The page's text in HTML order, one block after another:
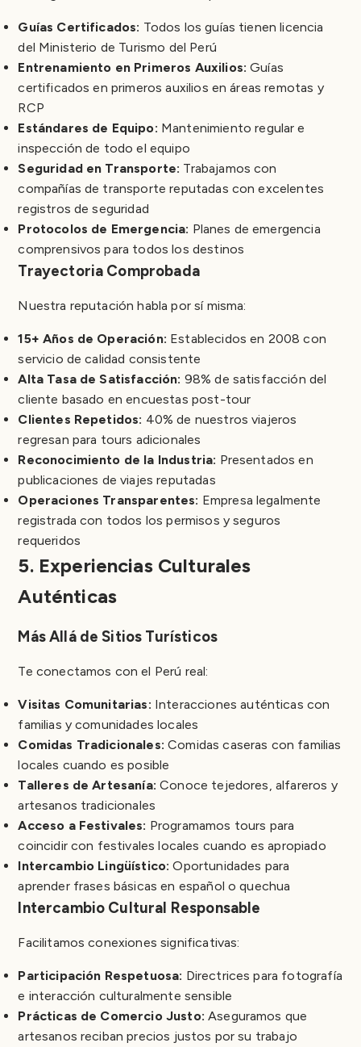
Guías Certificados: Todos los guías tienen licencia
del Ministerio de Turismo del Perú
Entrenamiento en Primeros Auxilios: Guías
certificados en primeros auxilios en áreas remotas y
RCP
Estándares de Equipo: Mantenimiento regular e
inspección de todo el equipo
Seguridad en Transporte: Trabajamos con
compañías de transporte reputadas con excelentes
registros de seguridad
Protocolos de Emergencia: Planes de emergencia
comprensivos para todos los destinos
Trayectoria Comprobada
Nuestra reputación habla por sí misma:
15+ Años de Operación: Establecidos en 2008 con
servicio de calidad consistente
Alta Tasa de Satisfacción: 98% de satisfacción del
cliente basado en encuestas post-tour
Clientes Repetidos: 40% de nuestros viajeros
regresan para tours adicionales
Reconocimiento de la Industria: Presentados en
publicaciones de viajes reputadas
Operaciones Transparentes: Empresa legalmente
registrada con todos los permisos y seguros
requeridos
5. Experiencias Culturales
Auténticas
Más Allá de Sitios Turísticos
Te conectamos con el Perú real:
Visitas Comunitarias: Interacciones auténticas con
familias y comunidades locales
Comidas Tradicionales: Comidas caseras con familias
locales cuando es posible
Talleres de Artesanía: Conoce tejedores, alfareros y
artesanos tradicionales
Acceso a Festivales: Programamos tours para
coincidir con festivales locales cuando es apropiado
Intercambio Lingüístico: Oportunidades para
aprender frases básicas en español o quechua
Intercambio Cultural Responsable
Facilitamos conexiones significativas:
Participación Respetuosa: Directrices para fotografía
e interacción culturalmente sensible
Prácticas de Comercio Justo: Aseguramos que
artesanos reciban precios justos por su trabajo